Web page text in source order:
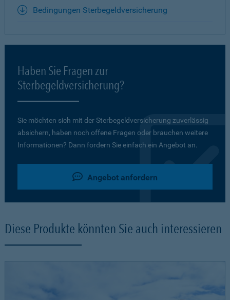
Bedingungen Sterbegeldversicherung
Haben Sie Fragen zur
Sterbegeldversicherung?
Sie möchten sich mit der Sterbegeldversicherung zuverlässig
absichern, haben noch offene Fragen oder brauchen weitere
Informationen? Dann fordern Sie einfach ein Angebot an.
Angebot anfordern
Diese Produkte könnten Sie auch interessieren